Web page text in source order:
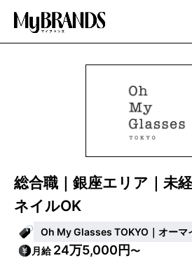
総合職｜銀座エリア｜未
ネイルOK
Oh My Glasses TOKYO｜オーマ
月給24万5,000円〜